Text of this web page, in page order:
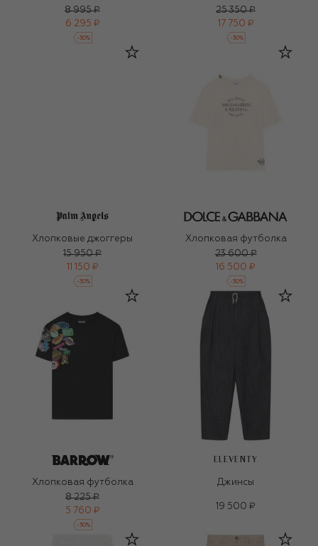
8 995 ₽
6 295 ₽
-30%
25 350 ₽
17 750 ₽
-30%
Хлопковые джоггеры
15 950 ₽
11 150 ₽
-30%
Хлопковая футболка
23 600 ₽
16 500 ₽
-30%
Хлопковая футболка
8 225 ₽
5 760 ₽
-30%
ELEVENTY
Джинсы
19 500 ₽